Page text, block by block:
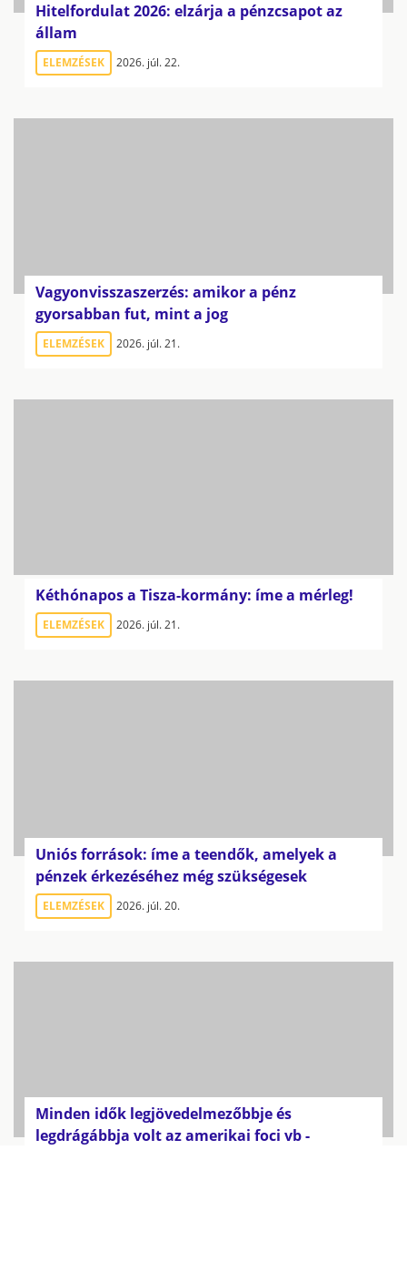
Hitelfordulat 2026: elzárja a pénzcsapot az
állam
ELEMZÉSEK 2026. júl. 22.
Vagyonvisszaszerzés: amikor a pénz
gyorsabban fut, mint a jog
ELEMZÉSEK 2026. júl. 21.
Kéthónapos a Tisza-kormány: íme a mérleg!
ELEMZÉSEK 2026. júl. 21.
Uniós források: íme a teendők, amelyek a
pénzek érkezéséhez még szükségesek
ELEMZÉSEK 2026. júl. 20.
Minden idők legjövedelmezőbbje és
legdrágábbja volt az amerikai foci vb -